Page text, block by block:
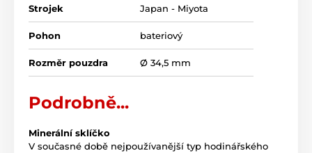
Strojek Japan - Miyota
Pohon bateriový
Rozměr pouzdra Ø 34,5 mm
Podrobně...
Minerální sklíčko
V současné době nejpoužívanější typ hodinářského